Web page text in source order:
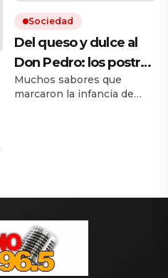
accidente y eventuales
responsabilidades.
Sociedad
Del queso y dulce al
Don Pedro: los postres
de ayer que no pasan
de moda
Muchos sabores que
marcaron la infancia de